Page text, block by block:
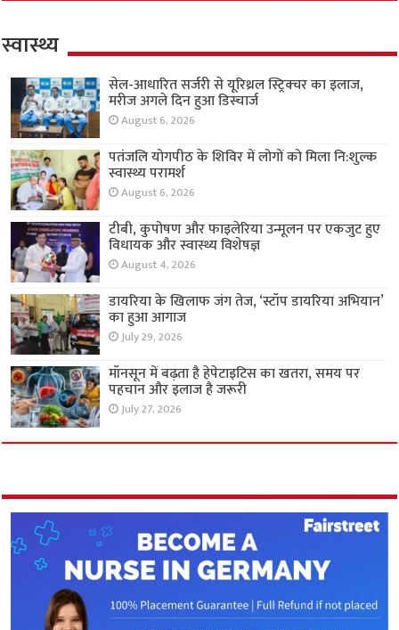
स्वास्थ्य
सेल-आधारित सर्जरी से यूरिथ्रल स्ट्रिक्चर का इलाज,
मरीज अगले दिन हुआ डिस्चार्ज
August 6, 2026
पतंजलि योगपीठ के शिविर में लोगों को मिला नि:शुल्क
स्वास्थ्य परामर्श
August 6, 2026
टीबी, कुपोषण और फाइलेरिया उन्मूलन पर एकजुट हुए
विधायक और स्वास्थ्य विशेषज्ञ
August 4, 2026
डायरिया के खिलाफ जंग तेज, ‘स्टॉप डायरिया अभियान’
का हुआ आगाज
July 29, 2026
मॉनसून में बढ़ता है हेपेटाइटिस का खतरा, समय पर
पहचान और इलाज है जरूरी
July 27, 2026